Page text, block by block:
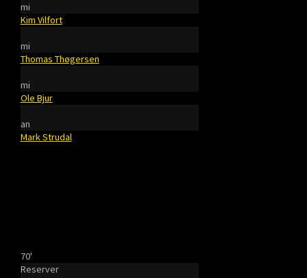
mi
Kim Vilfort
mi
Thomas Thøgersen
mi
Ole Bjur
an
Mark Strudal
70'
Reserver